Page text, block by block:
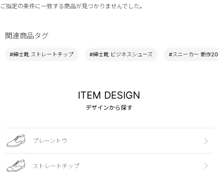
ご指定の条件に一致する商品が見つかりませんでした。
関連商品タグ
#紳士靴 ストレートチップ #紳士靴 ビジネスシューズ #スニーカー 新作
ITEM DESIGN
デザインから探す
プレーントウ
ストレートチップ